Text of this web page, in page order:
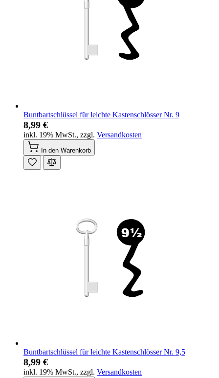
Buntbartschlüssel für leichte Kastenschlösser Nr. 9
8,99 €
inkl. 19% MwSt., zzgl. Versandkosten
In den Warenkorb
Buntbartschlüssel für leichte Kastenschlösser Nr. 9,5
8,99 €
inkl. 19% MwSt., zzgl. Versandkosten